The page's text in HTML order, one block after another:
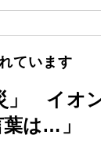
ています
」 イオ
は…」